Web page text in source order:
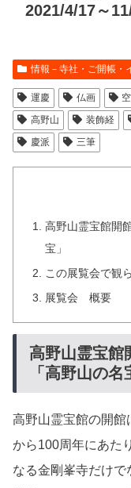
2021/4/17～
情報－寺社・ご開帳・
運慶 仏画
高野山
装飾経
慶派
三筆
高野山霊宝館開
宝」
この展覧会で観
展覧会 概要
高野山霊宝館
「高野山の名
高野山霊宝館の開館
から100周年にあた
なる金剛峯寺だけで